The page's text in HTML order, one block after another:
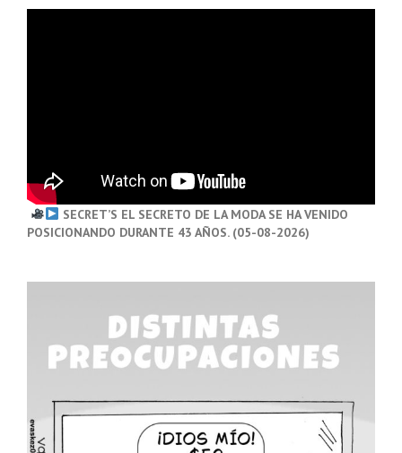
SECRET’S EL SECRETO DE LA MODA SE HA VENIDO
POSICIONANDO DURANTE 43 AÑOS. (05-08-2026)